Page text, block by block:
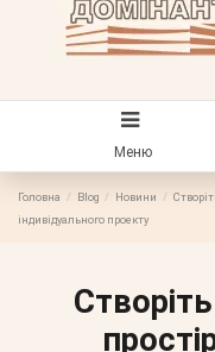
Меню
Головна Blog Новини
індивідуального проекту